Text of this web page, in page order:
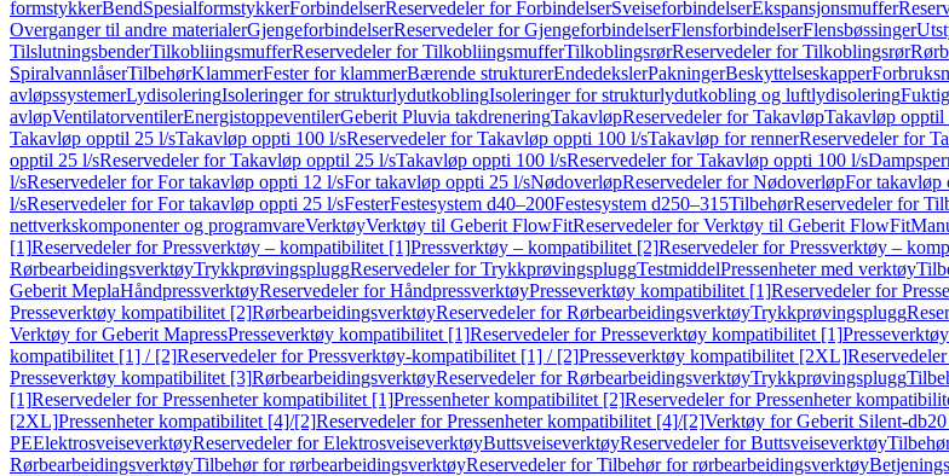
formstykkerBendSpesialformstykkerForbindelserReservedeler for ForbindelserSveiseforbindelserEkspansjonsmuffer
Overganger til andre materialerGjengeforbindelserReservedeler for GjengeforbindelserFlensforbindelserFlensbøssinger
TilslutningsbenderTilkobliingsmufferReservedeler for TilkobliingsmufferTilkoblingsrørReservedeler for Tilkoblingsrør
SpiralvannlåserTilbehørKlammerFester for klammerBærende strukturerEndedekslerPakningerBeskyttelseskapper
avløpssystemerLydisoleringIsoleringer for strukturlydutkoblingIsoleringer for strukturlydutkobling og luftlydisolering
avløpVentilatorventilerEnergistoppeventilerGeberit Pluvia takdreneringTakavløpReservedeler for TakavløpTakavløp opptil
Takavløp opptil 25 l/sTakavløp oppti 100 l/sReservedeler for Takavløp oppti 100 l/sTakavløp for rennerReservedeler for
opptil 25 l/sReservedeler for Takavløp opptil 25 l/sTakavløp oppti 100 l/sReservedeler for Takavløp oppti 100 l/s
l/sReservedeler for For takavløp oppti 12 l/sFor takavløp oppti 25 l/sNødoverløpReservedeler for NødoverløpFor takavløp
l/sReservedeler for For takavløp oppti 25 l/sFesterFestesystem d40–200Festesystem d250–315TilbehørReservedeler for
nettverkskomponenter og programvareVerktøyVerktøy til Geberit FlowFitReservedeler for Verktøy til Geberit FlowFit
[1]Reservedeler for Pressverktøy – kompatibilitet [1]Pressverktøy – kompatibilitet [2]Reservedeler for Pressverktøy –
RørbearbeidingsverktøyTrykkprøvingspluggReservedeler for TrykkprøvingspluggTestmiddelPressenheter med verktøy
Geberit MeplaHåndpressverktøyReservedeler for HåndpressverktøyPresseverktøy kompatibilitet [1]Reservedeler for
Presseverktøy kompatibilitet [2]RørbearbeidingsverktøyReservedeler for RørbearbeidingsverktøyTrykkprøvingsplugg
Verktøy for Geberit MapressPresseverktøy kompatibilitet [1]Reservedeler for Presseverktøy kompatibilitet [1]
kompatibilitet [1] / [2]Reservedeler for Pressverktøy-kompatibilitet [1] / [2]Presseverktøy kompatibilitet [2XL]
Presseverktøy kompatibilitet [3]RørbearbeidingsverktøyReservedeler for RørbearbeidingsverktøyTrykkprøvingsplugg
[1]Reservedeler for Pressenheter kompatibilitet [1]Pressenheter kompatibilitet [2]Reservedeler for Pressenheter
[2XL]Pressenheter kompatibilitet [4]/[2]Reservedeler for Pressenheter kompatibilitet [4]/[2]Verktøy for Geberit Silent-
PEElektrosveiseverktøyReservedeler for ElektrosveiseverktøyButtsveiseverktøyReservedeler for Buttsveiseverktøy
RørbearbeidingsverktøyTilbehør for rørbearbeidingsverktøyReservedeler for Tilbehør for rørbearbeidingsverktøy